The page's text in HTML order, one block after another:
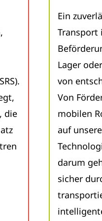
die
Ein
Transport
Lager
von
Von
mobilen
auf
darum
sicher